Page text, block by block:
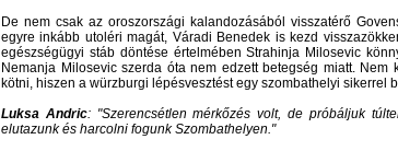
De nem csak az oroszországi kalandozásából visszatérő
egyre inkább utoléri magát, Váradi Benedek is kezd
egészségügyi stáb döntése értelmében Strahinja Milosevic
Nemanja Milosevic szerda óta nem edzett betegség miatt.
kötni, hiszen a würzburgi lépésvesztést egy szombathelyi sikerrel
Luksa Andric:
Szerencsétlen mérkőzés volt, de próbáljuk
elutazunk és harcolni fogunk Szombathelyen.